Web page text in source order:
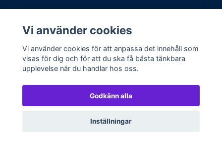
Sociala medier
© 2026 TextilpoolenPowered by Quickbutik
Vi använder cookies
Vi använder cookies för att anpassa det innehåll som
visas för dig och för att du ska få bästa tänkbara
upplevelse när du handlar hos oss.
Godkänn alla
Inställningar